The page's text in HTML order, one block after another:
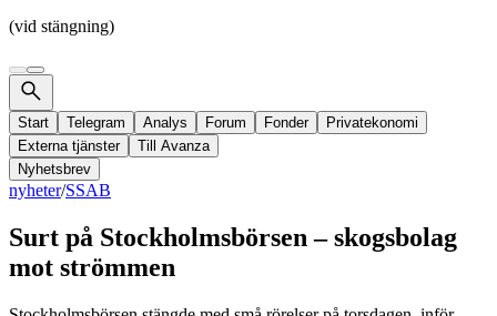
(vid stängning)
Start Telegram Analys Forum Fonder
Privatekonomi
Externa tjänster
Till Avanza
Nyhetsbrev
nyheter/SSAB
Surt på Stockholmsbörsen – skogsbolag
mot strömmen